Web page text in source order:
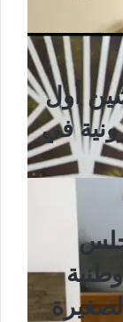
أول
في